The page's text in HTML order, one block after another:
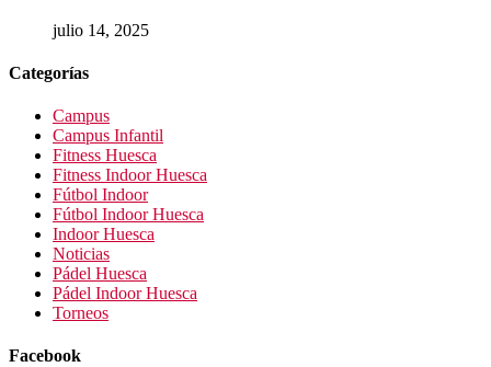
julio 14, 2025
Categorías
Campus
Campus Infantil
Fitness Huesca
Fitness Indoor Huesca
Fútbol Indoor
Fútbol Indoor Huesca
Indoor Huesca
Noticias
Pádel Huesca
Pádel Indoor Huesca
Torneos
Facebook